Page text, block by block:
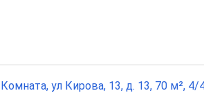
Комната, ул Кирова, 13, д. 13, 70 м², 4/